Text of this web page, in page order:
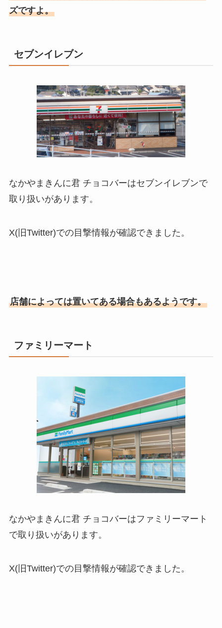
ズですよ。
セブンイレブン
なかやまきんに君 チョコバーはセブンイレブンで
取り扱いがあります。
X(旧Twitter)での目撃情報が確認できました。
店舗によっては置いてある場合もあるようです。
ファミリーマート
なかやまきんに君 チョコバーはファミリーマート
で取り扱いがあります。
X(旧Twitter)での目撃情報が確認できました。